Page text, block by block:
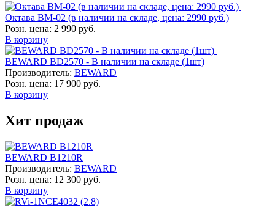
Октава ВМ-02 (в наличии на складе, цена: 2990 руб.)
Розн. цена: 2 990 руб.
В корзину
BEWARD BD2570 - В наличии на складе (1шт)
Производитель: BEWARD
Розн. цена: 17 900 руб.
В корзину
Хит продаж
BEWARD B1210R
Производитель: BEWARD
Розн. цена: 12 300 руб.
В корзину